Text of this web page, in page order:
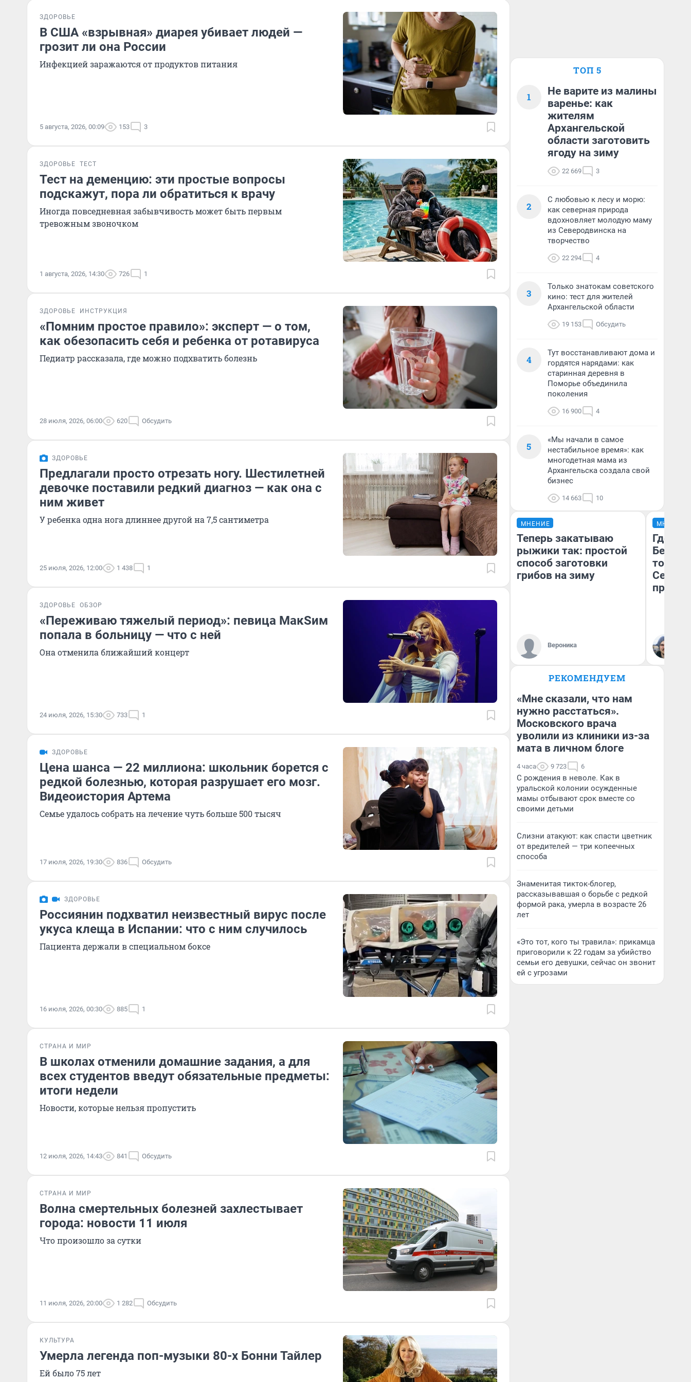
ЗДОРОВЬЕ
В США «взрывная» диарея убивает людей —
грозит ли она России
Инфекцией заражаются от продуктов питания
5 августа, 2026, 00:09 153 3
ЗДОРОВЬЕ ТЕСТ
Тест на деменцию: эти простые вопросы
подскажут, пора ли обратиться к врачу
Иногда повседневная забывчивость может быть первым
тревожным звоночком
1 августа, 2026, 14:30 726 1
ЗДОРОВЬЕ ИНСТРУКЦИЯ
«Помним простое правило»: эксперт — о том,
как обезопасить себя и ребенка от ротавируса
Педиатр рассказала, где можно подхватить болезнь
28 июля, 2026, 06:00 620 Обсудить
ЗДОРОВЬЕ
Предлагали просто отрезать ногу. Шестилетней
девочке поставили редкий диагноз — как она с
ним живет
У ребенка одна нога длиннее другой на 7,5 сантиметра
25 июля, 2026, 12:00 1 438 1
ЗДОРОВЬЕ ОБЗОР
«Переживаю тяжелый период»: певица МакSим
попала в больницу — что с ней
Она отменила ближайший концерт
24 июля, 2026, 15:30 733 1
ЗДОРОВЬЕ
Цена шанса — 22 миллиона: школьник борется с
редкой болезнью, которая разрушает его мозг.
Видеоистория Артема
Семье удалось собрать на лечение чуть больше 500 тысяч
17 июля, 2026, 19:30 836 Обсудить
ЗДОРОВЬЕ
Россиянин подхватил неизвестный вирус после
укуса клеща в Испании: что с ним случилось
Пациента держали в специальном боксе
16 июля, 2026, 00:30 885 1
СТРАНА И МИР
В школах отменили домашние задания, а для
всех студентов введут обязательные предметы:
итоги недели
Новости, которые нельзя пропустить
12 июля, 2026, 14:43 841 Обсудить
СТРАНА И МИР
Волна смертельных болезней захлестывает
города: новости 11 июля
Что произошло за сутки
11 июля, 2026, 20:00 1 282 Обсудить
КУЛЬТУРА
Умерла легенда поп-музыки 80-х Бонни Тайлер
Ей было 75 лет
ТОП 5
1
Не варите из малины
варенье: как
жителям
Архангельской
области заготовить
ягоду на зиму
22 669 3
2
С любовью к лесу и морю:
как северная природа
вдохновляет молодую маму
из Северодвинска на
творчество
22 294 4
3
Только знатокам советского
кино: тест для жителей
Архангельской области
19 153 Обсудить
4
Тут восстанавливают дома и
гордятся нарядами: как
старинная деревня в
Поморье объединила
поколения
16 900 4
5
«Мы начали в самое
нестабильное время»: как
многодетная мама из
Архангельска создала свой
бизнес
14 663 10
МНЕНИЕ
Теперь закатываю
рыжики так: простой
способ заготовки
грибов на зиму
Вероника
МНЕНИЕ
Где
Белом
точки
РЕКОМЕНДУЕМ
«Мне сказали, что нам
нужно расстаться».
Московского врача
уволили из клиники из-за
мата в личном блоге
4 часа 9 723 6
С рождения в неволе. Как в
уральской колонии осужденные
мамы отбывают срок вместе со
своими детьми
Слизни атакуют: как спасти цветник
от вредителей — три копеечных
способа
Знаменитая тикток-блогер,
рассказывавшая о борьбе с редкой
формой рака, умерла в возрасте 26
лет
«Это тот, кого ты травила»: прикамца
приговорили к 22 годам за убийство
семьи его девушки, сейчас он звонит
ей с угрозами